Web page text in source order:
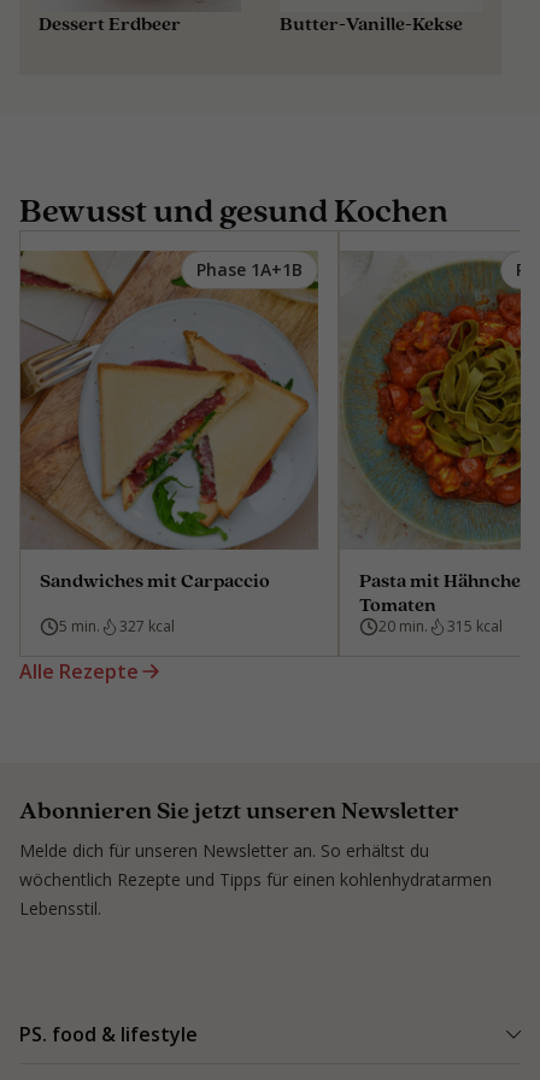
Dessert Erdbeer Butter-Vanille-Kekse
Bewusst und gesund Kochen
Phase 1A+1B
Sandwiches mit Carpaccio
5 min. 327 kcal
Pasta mit Hähnchen
Tomaten
20 min. 315 kcal
Alle Rezepte
Abonnieren Sie jetzt unseren Newsletter
Melde dich für unseren Newsletter an. So erhältst du
wöchentlich Rezepte und Tipps für einen kohlenhydratarmen
Lebensstil.
PS. food & lifestyle